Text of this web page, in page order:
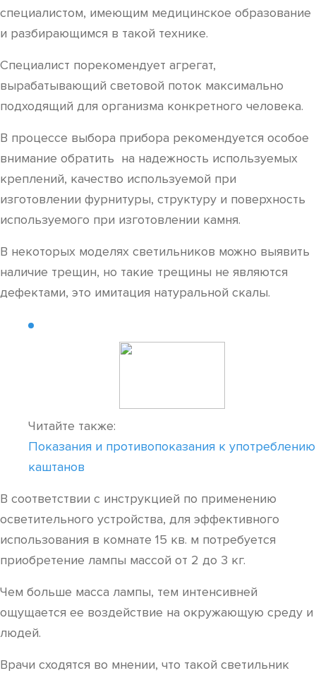
специалистом, имеющим медицинское образование
и разбирающимся в такой технике.
Специалист порекомендует агрегат,
вырабатывающий световой поток максимально
подходящий для организма конкретного человека.
В процессе выбора прибора рекомендуется особое
внимание обратить на надежность используемых
креплений, качество используемой при
изготовлении фурнитуры, структуру и поверхность
используемого при изготовлении камня.
В некоторых моделях светильников можно выявить
наличие трещин, но такие трещины не являются
дефектами, это имитация натуральной скалы.
Читайте также:
Показания и противопоказания к употреблению
каштанов
В соответствии с инструкцией по применению
осветительного устройства, для эффективного
использования в комнате 15 кв. м потребуется
приобретение лампы массой от 2 до 3 кг.
Чем больше масса лампы, тем интенсивней
ощущается ее воздействие на окружающую среду и
людей.
Врачи сходятся во мнении, что такой светильник